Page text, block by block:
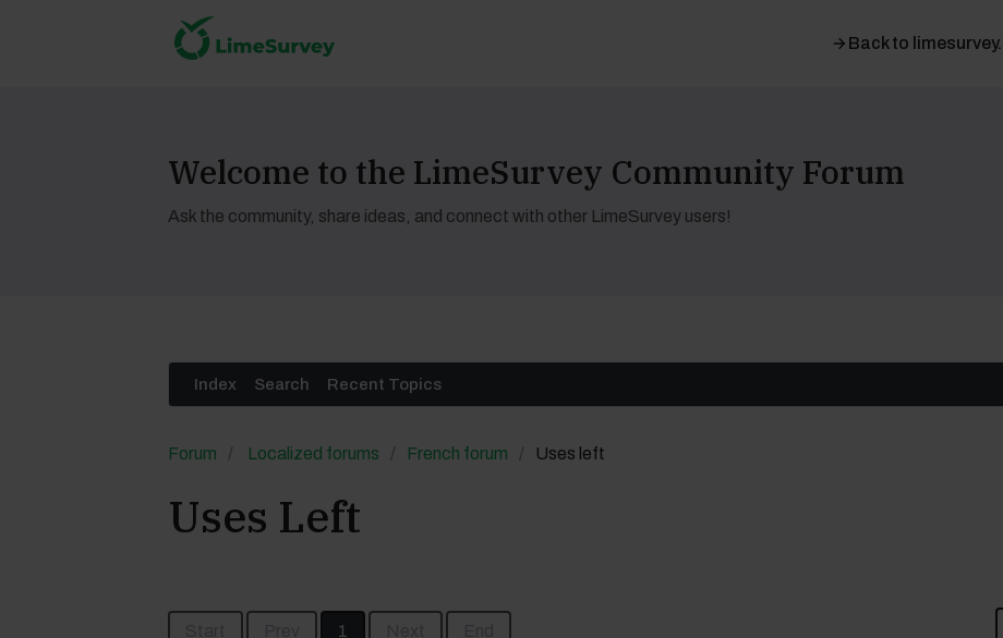
Back to
Welcome to the LimeSurvey Community Forum
Ask the community, share ideas, and connect with other LimeSurvey users!
Index Search Recent Topics
Forum Localized forums French forum Uses left
Uses Left
1